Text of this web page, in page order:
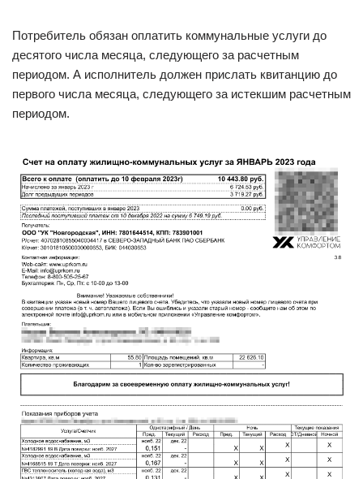
Потребитель обязан оплатить коммунальные услуги до
десятого числа месяца, следующего за расчетным
периодом. А исполнитель должен прислать квитанцию до
первого числа месяца, следующего за истекшим расчетным
периодом.